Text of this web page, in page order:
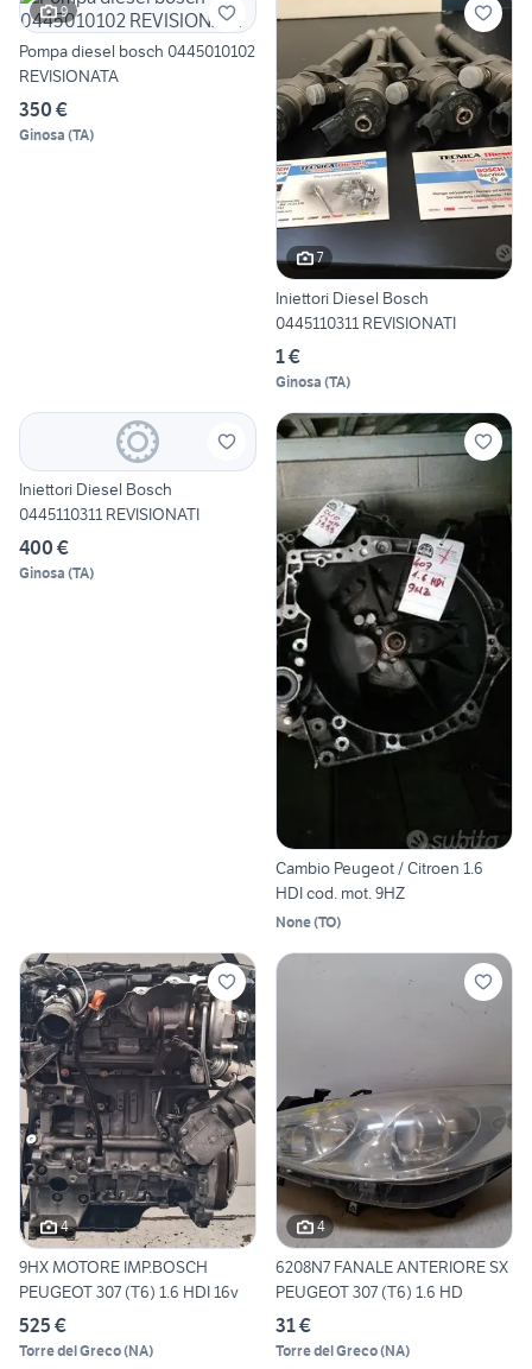
9
Pompa diesel bosch 0445010102
REVISIONATA
350 €
Ginosa (TA)
7
Iniettori Diesel Bosch
0445110311 REVISIONATI
1 €
Ginosa (TA)
Iniettori Diesel Bosch
0445110311 REVISIONATI
400 €
Ginosa (TA)
Cambio Peugeot / Citroen 1.6
HDI cod. mot. 9HZ
None(TO)
4
9HX MOTORE IMP.BOSCH
PEUGEOT 307 (T6) 1.6 HDI 16v
525 €
Torre del Greco(NA)
4
6208N7 FANALE ANTERIORE SX
PEUGEOT 307 (T6) 1.6 HD
31 €
Torre del Greco(NA)